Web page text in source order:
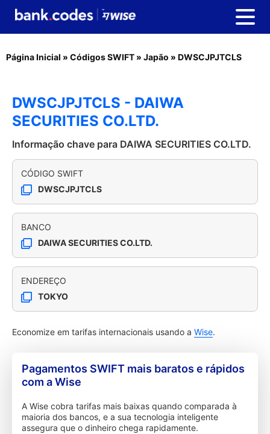
Página Inicial » Códigos SWIFT » Japão » DWSCJPJTCLS
DWSCJPJTCLS - DAIWA
SECURITIES CO.LTD.
Informação chave para DAIWA SECURITIES CO.LTD.
CÓDIGO SWIFT
DWSCJPJTCLS
BANCO
DAIWA SECURITIES CO.LTD.
ENDEREÇO
TOKYO
Economize em tarifas internacionais usando a Wise.
Pagamentos SWIFT mais baratos e rápidos
com a Wise
A Wise cobra tarifas mais baixas quando comparada à
maioria dos bancos, e a sua tecnologia inteligente
assegura que o dinheiro chega rapidamente.